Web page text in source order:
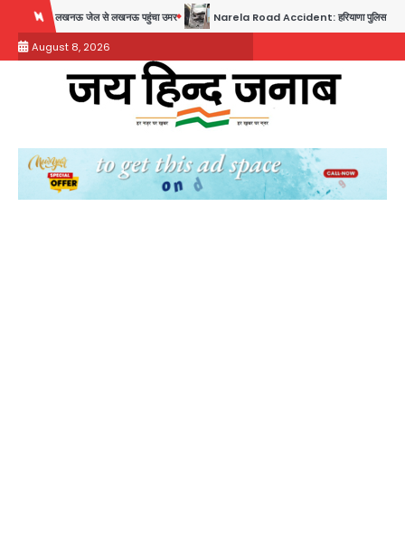
content
से लखनऊ पहुंचा उमर Narela Road Accident: हरियाणा पुलिस के सब-इंस्पेक्टर के बेटे ने मर्सिडीज
August 8, 2026